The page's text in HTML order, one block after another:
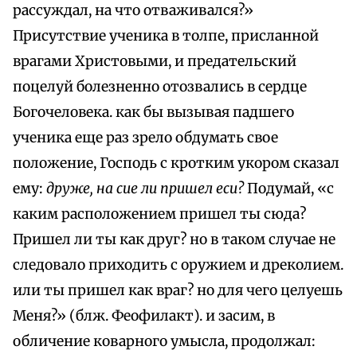
рассуждал, на что отваживался?»
Присутствие ученика в толпе, присланной
врагами Христовыми, и предательский
поцелуй болезненно отозвались в сердце
Богочеловека. как бы вызывая падшего
ученика еще раз зрело обдумать свое
положение, Господь с кротким укором сказал
ему: друже, на сие ли пришел еси?Подумай, «с
каким расположением пришел ты сюда?
Пришел ли ты как друг? но в таком случае не
следовало приходить с оружием и дреколием.
или ты пришел как враг? но для чего целуешь
Меня?» (блж. Феофилакт). и засим, в
обличение коварного умысла, продолжал: